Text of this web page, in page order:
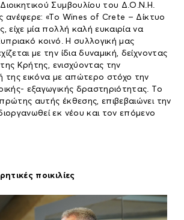
Συμβουλίου του Δ.Ο.Ν.Η.
ανέφερε: «Το Wines of Crete – Δίκτυο
είχε μία πολλή καλή ευκαιρία να
κοινό. Η συλλογική μας
με την ίδια δυναμική, δείχνοντας
της Κρήτης, ενισχύοντας την
της εικόνα με απώτερο στόχο την
εξαγωγικής δραστηριότητας. Το
αυτής έκθεσης, επιβεβαιώνει την
εκ νέου και τον επόμενο
ποικιλίες